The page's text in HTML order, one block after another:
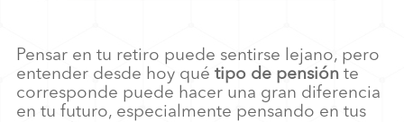
Pensar en tu retiro puede sentirse lejano, pero
entender desde hoy qué tipo de pensión te
corresponde puede hacer una gran diferencia
en tu futuro, especialmente pensando en tus